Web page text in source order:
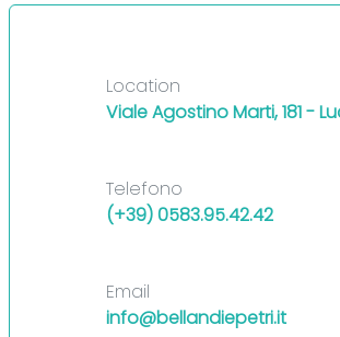
Location
Viale Agostino Marti, 181 -
Telefono
(+39)0583.95.42.42
Email
info@bellandiepetri.it